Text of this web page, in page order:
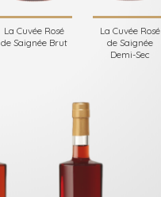
La Cuvée Rosé
de Saignée Brut
La Cuvée Rosé
de Saignée
Demi-Sec